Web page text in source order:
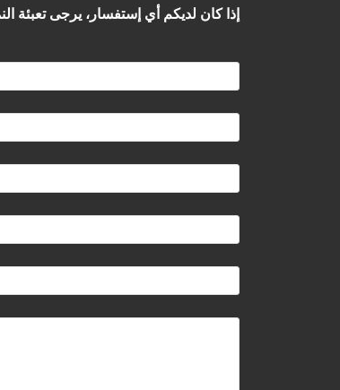
إذا كان لديكم أي إستفسار، يرجى تعبئة